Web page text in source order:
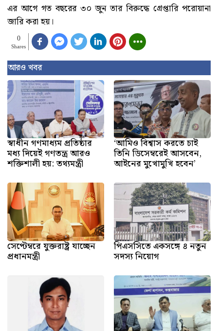
এর আগে গত বছরের ৩০ জুন তার বিরুদ্ধে গ্রেপ্তারি পরোয়ানা
জারি করা হয়।
0
Shares
আরও খবর
স্বাধীন গণমাধ্যম প্রতিষ্ঠার
মধ্য দিয়েই গণতন্ত্র আরও
শক্তিশালী হয়: তথ্যমন্ত্রী
‘আমিও বিশ্বাস করতে চাই
তিনি ডিসেম্বরেই আসবেন,
আইনের মুখোমুখি হবেন’
সেপ্টেম্বরে যুক্তরাষ্ট্র যাচ্ছেন
প্রধানমন্ত্রী
পিএসসিতে একসঙ্গে ৪ নতুন
সদস্য নিয়োগ